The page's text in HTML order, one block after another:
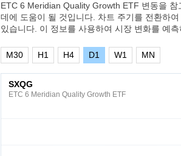
ETC 6 Meridian Quality Growth ETF 변동을
데에 도움이 될 것입니다. 차트 주기를 전환하
있습니다. 이 정보를 사용하여 시장 변화를 예
M30 H1 H4 D1 W1 MN
SXQG
ETC 6 Meridian Quality Growth ETF